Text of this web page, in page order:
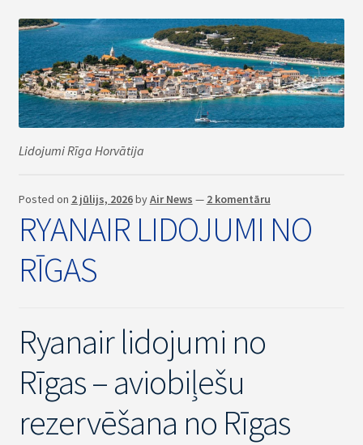
Lidojumi Rīga Horvātija
Posted on 2 jūlijs, 2026byAir News — 2 komentāru
RYANAIR LIDOJUMI NO
RĪGAS
Ryanair lidojumi no
Rīgas – aviobiļešu
rezervēšana no Rīgas